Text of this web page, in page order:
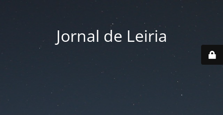
Jornal de Leiria